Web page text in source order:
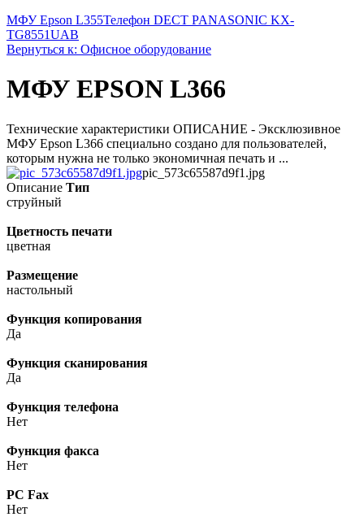
МФУ Epson L355Телефон DECT PANASONIC KX-
TG8551UAB
Вернуться к: Офисное оборудование
МФУ EPSON L366
Технические характеристики ОПИСАНИЕ - Эксклюзивное
МФУ Epson L366 специально создано для пользователей,
которым нужна не только экономичная печать и ...
pic_573c65587d9f1.jpg
Описание Тип
струйный
Цветность печати
цветная
Размещение
настольный
Функция копирования
Да
Функция сканирования
Да
Функция телефона
Нет
Функция факса
Нет
PC Fax
Нет